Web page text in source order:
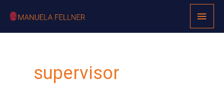
Inhalt
supervisor